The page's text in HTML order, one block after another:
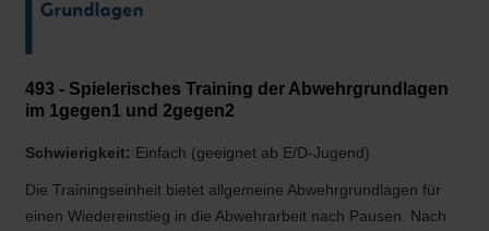
493 - Spielerisches Training der Abwehrgrundlagen
im 1gegen1 und 2gegen2
Schwierigkeit: Einfach (geeignet ab E/D-Jugend)
Die Trainingseinheit bietet allgemeine Abwehrgrundlagen für
einen Wiedereinstieg in die Abwehrarbeit nach Pausen. Nach